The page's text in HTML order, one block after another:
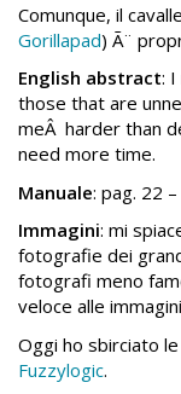
Comunque, il
Gorillapad) Ã¨
English abstract:
those that are
meÂ harder than
need more time.
Manuale: pag. 22
Immagini: mi
fotografie dei
fotografi meno
veloce alle
Oggi ho sbirciato le
Fuzzylogic.